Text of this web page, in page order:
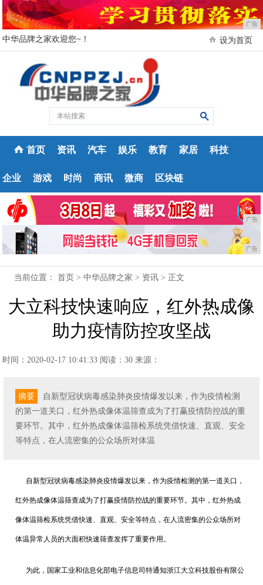
广告
中华品牌之家欢迎您~！ 设为首页
首页 资讯 汽车 娱乐 教育 家居 科技
企业 游戏 时尚 商讯 微商 区块链
广告
广告
当前位置：首页 >中华品牌之家 > 资讯 > 正文
大立科技快速响应，红外热成像
助力疫情防控攻坚战
时间：2020-02-17 10:41:33 阅读：30 来源：
摘要
自新型冠状病毒感染肺炎疫情爆发以来，作为疫情检测
的第一道关口，红外热成像体温筛查成为了打赢疫情防控战的重
要环节。其中，红外热成像体温筛检系统凭借快速、直观、安全
等特点，在人流密集的公众场所对体温
自新型冠状病毒感染肺炎疫情爆发以来，作为疫情检测的第一道关口，
红外热成像体温筛查成为了打赢疫情防控战的重要环节。其中，红外热成
像体温筛检系统凭借快速、直观、安全等特点，在人流密集的公众场所对
体温异常人员的大面积快速筛查发挥了重要作用。
为此，国家工业和信息化部电子信息司特通知浙江大立科技股份有限公